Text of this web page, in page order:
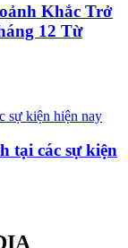
Khắc Trở
12 Từ
tại các sự kiện